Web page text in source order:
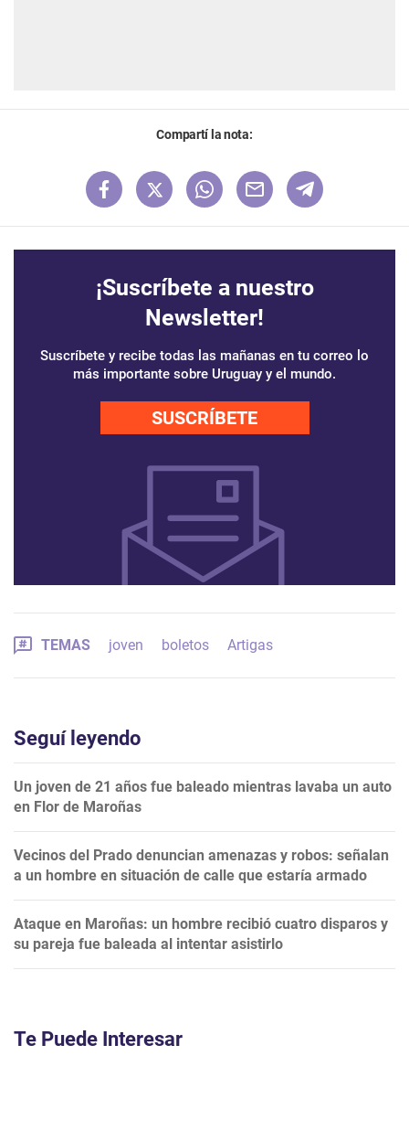
Compartí la nota:
¡Suscríbete a nuestro
Newsletter!
Suscríbete y recibe todas las mañanas en tu correo lo
más importante sobre Uruguay y el mundo.
SUSCRÍBETE
TEMAS joven boletos Artigas
Seguí leyendo
Un joven de 21 años fue baleado mientras lavaba un auto
en Flor de Maroñas
Vecinos del Prado denuncian amenazas y robos: señalan
a un hombre en situación de calle que estaría armado
Ataque en Maroñas: un hombre recibió cuatro disparos y
su pareja fue baleada al intentar asistirlo
Te Puede Interesar